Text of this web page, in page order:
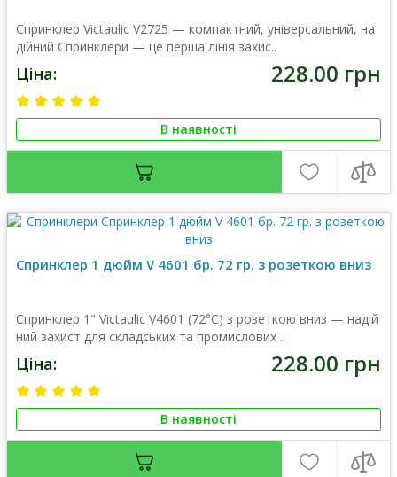
Спринклер Victaulic V2725 — компактний, універсальний, на
дійний Спринклери — це перша лінія захис..
Ціна: 228.00 грн
В наявності
Спринклер 1 дюйм V 4601 бр. 72 гр. з розеткою вниз
Спринклер 1" Victaulic V4601 (72°C) з розеткою вниз — надій
ний захист для складських та промислових ..
Ціна: 228.00 грн
В наявності